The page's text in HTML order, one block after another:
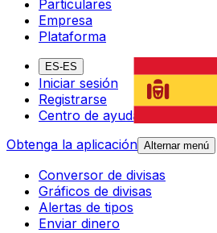
Particulares
Empresa
Plataforma
ES-ES
Iniciar sesión
Registrarse
Centro de ayuda
Obtenga la aplicación Alternar menú
Conversor de divisas
Gráficos de divisas
Alertas de tipos
Enviar dinero